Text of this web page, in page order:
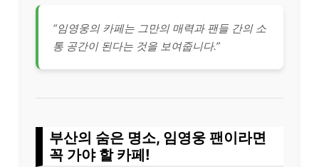
“임영웅의 카페는 그만의 매력과 팬들 간의 소
통 공간이 된다는 것을 보여줍니다.”
부산의 숨은 명소, 임영웅 팬이라면
꼭 가야 할 카페!